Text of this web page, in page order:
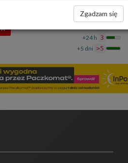
Zgadzam się
Dostępność
+24 h 3
+5 dni >5